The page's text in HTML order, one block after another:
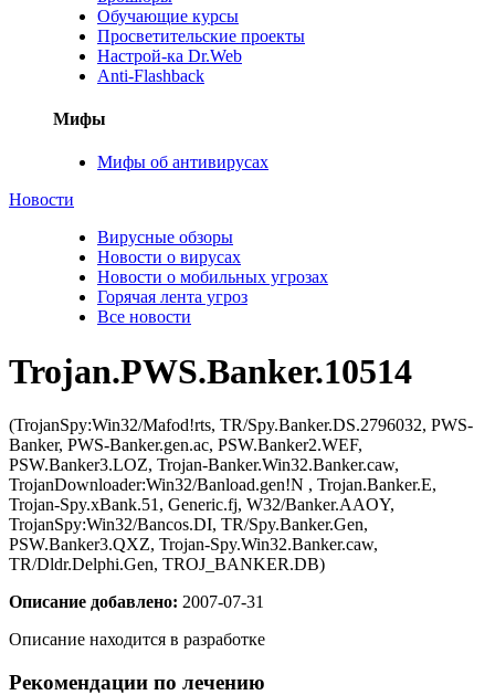
Обучающие курсы
Просветительские проекты
Настрой-ка Dr.Web
Anti-Flashback
Мифы
Мифы об антивирусах
Новости
Вирусные обзоры
Новости о вирусах
Новости о мобильных угрозах
Горячая лента угроз
Все новости
Trojan.PWS.Banker.10514
(TrojanSpy:Win32/Mafod!rts, TR/Spy.Banker.DS.2796032, PWS-
Banker, PWS-Banker.gen.ac, PSW.Banker2.WEF,
PSW.Banker3.LOZ, Trojan-Banker.Win32.Banker.caw,
TrojanDownloader:Win32/Banload.gen!N , Trojan.Banker.E,
Trojan-Spy.xBank.51, Generic.fj, W32/Banker.AAOY,
TrojanSpy:Win32/Bancos.DI, TR/Spy.Banker.Gen,
PSW.Banker3.QXZ, Trojan-Spy.Win32.Banker.caw,
TR/Dldr.Delphi.Gen, TROJ_BANKER.DB)
Описание добавлено: 2007-07-31
Описание находится в разработке
Рекомендации по лечению